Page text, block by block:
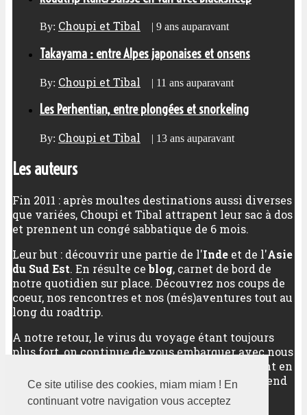
Ce site utilise des cookies, miam miam ! En
continuant votre navigation vous acceptez
By: Choupi et Tibal | 9 ans auparavant
Takayama : entre Alpes japonaises et onsens
By: Choupi et Tibal | 11 ans auparavant
Les Perhentian, entre plongées et snorkeling
By: Choupi et Tibal | 13 ans auparavant
Les auteurs
Fin 2011 : après moultes destinations aussi diverses
que variées, Choupi et Tibal attrapent leur sac à dos
et prennent un congé sabbatique de 6 mois.
Leur but : découvrir une partie de l'Inde et de l'Asie
du Sud Est. En résulte ceblog, carnet de bord de
notre quotidien sur place. Découvrez nos coups de
coeur, nos rencontres et nos (més)aventures tout au
long du roadtrip.
A notre retour, le virus du voyage étant toujours
plus fort, on continue de vous embarquer avec nous
vers nos meilleures destinations, qu'elles soient en
Asie (ou pas), qu'elles soient sur un long week-end
ou sur plusieurs semaines.